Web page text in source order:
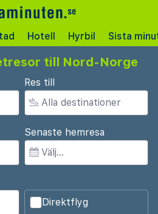
Hotell Hyrbil Sista
till Nord-Norge
Res till
Senaste hemresa
Direktflyg